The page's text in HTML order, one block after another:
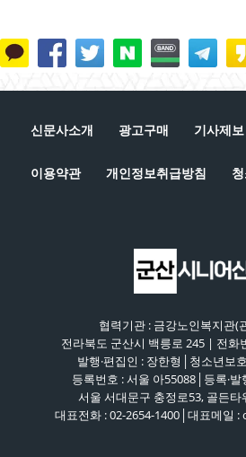
신문사소개 광고구매 기사제보
이용약관 개인정보취급방침
협력기관 : 금강노인복지관(
전라북도 군산시 백릉로 245 | 전화
발행·편집인 : 장한형│청소년보
등록번호 : 서울 아55088│등록·발
서울 서대문구 충정로53, 골든타
대표전화 : 02-2654-1400│대표메일